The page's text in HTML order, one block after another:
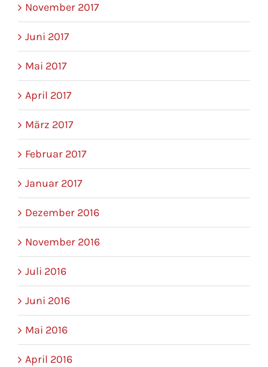
November 2017
Juni 2017
Mai 2017
April 2017
März 2017
Februar 2017
Januar 2017
Dezember 2016
November 2016
Juli 2016
Juni 2016
Mai 2016
April 2016